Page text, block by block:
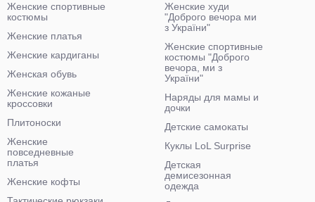
Женские спортивные
костюмы
Женские платья
Женские кардиганы
Женская обувь
Женские кожаные
кроссовки
Плитоноски
Женские
повседневные
платья
Женские кофты
Женские худи
"Доброго вечора ми
з України"
Женские спортивные
костюмы "Доброго
вечора, ми з
України"
Наряды для мамы и
дочки
Детские самокаты
Куклы LoL Surprise
Детская
демисезонная
одежда